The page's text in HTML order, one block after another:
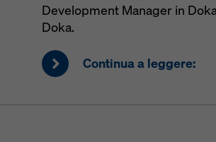
Development Manager in
Doka.
Continua a leggere: